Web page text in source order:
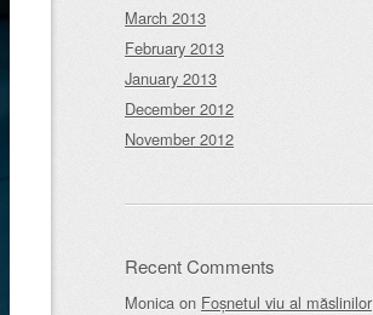
March 2013
February 2013
January 2013
December 2012
November 2012
Recent Comments
Monica on Foșnetul viu al măslinilor